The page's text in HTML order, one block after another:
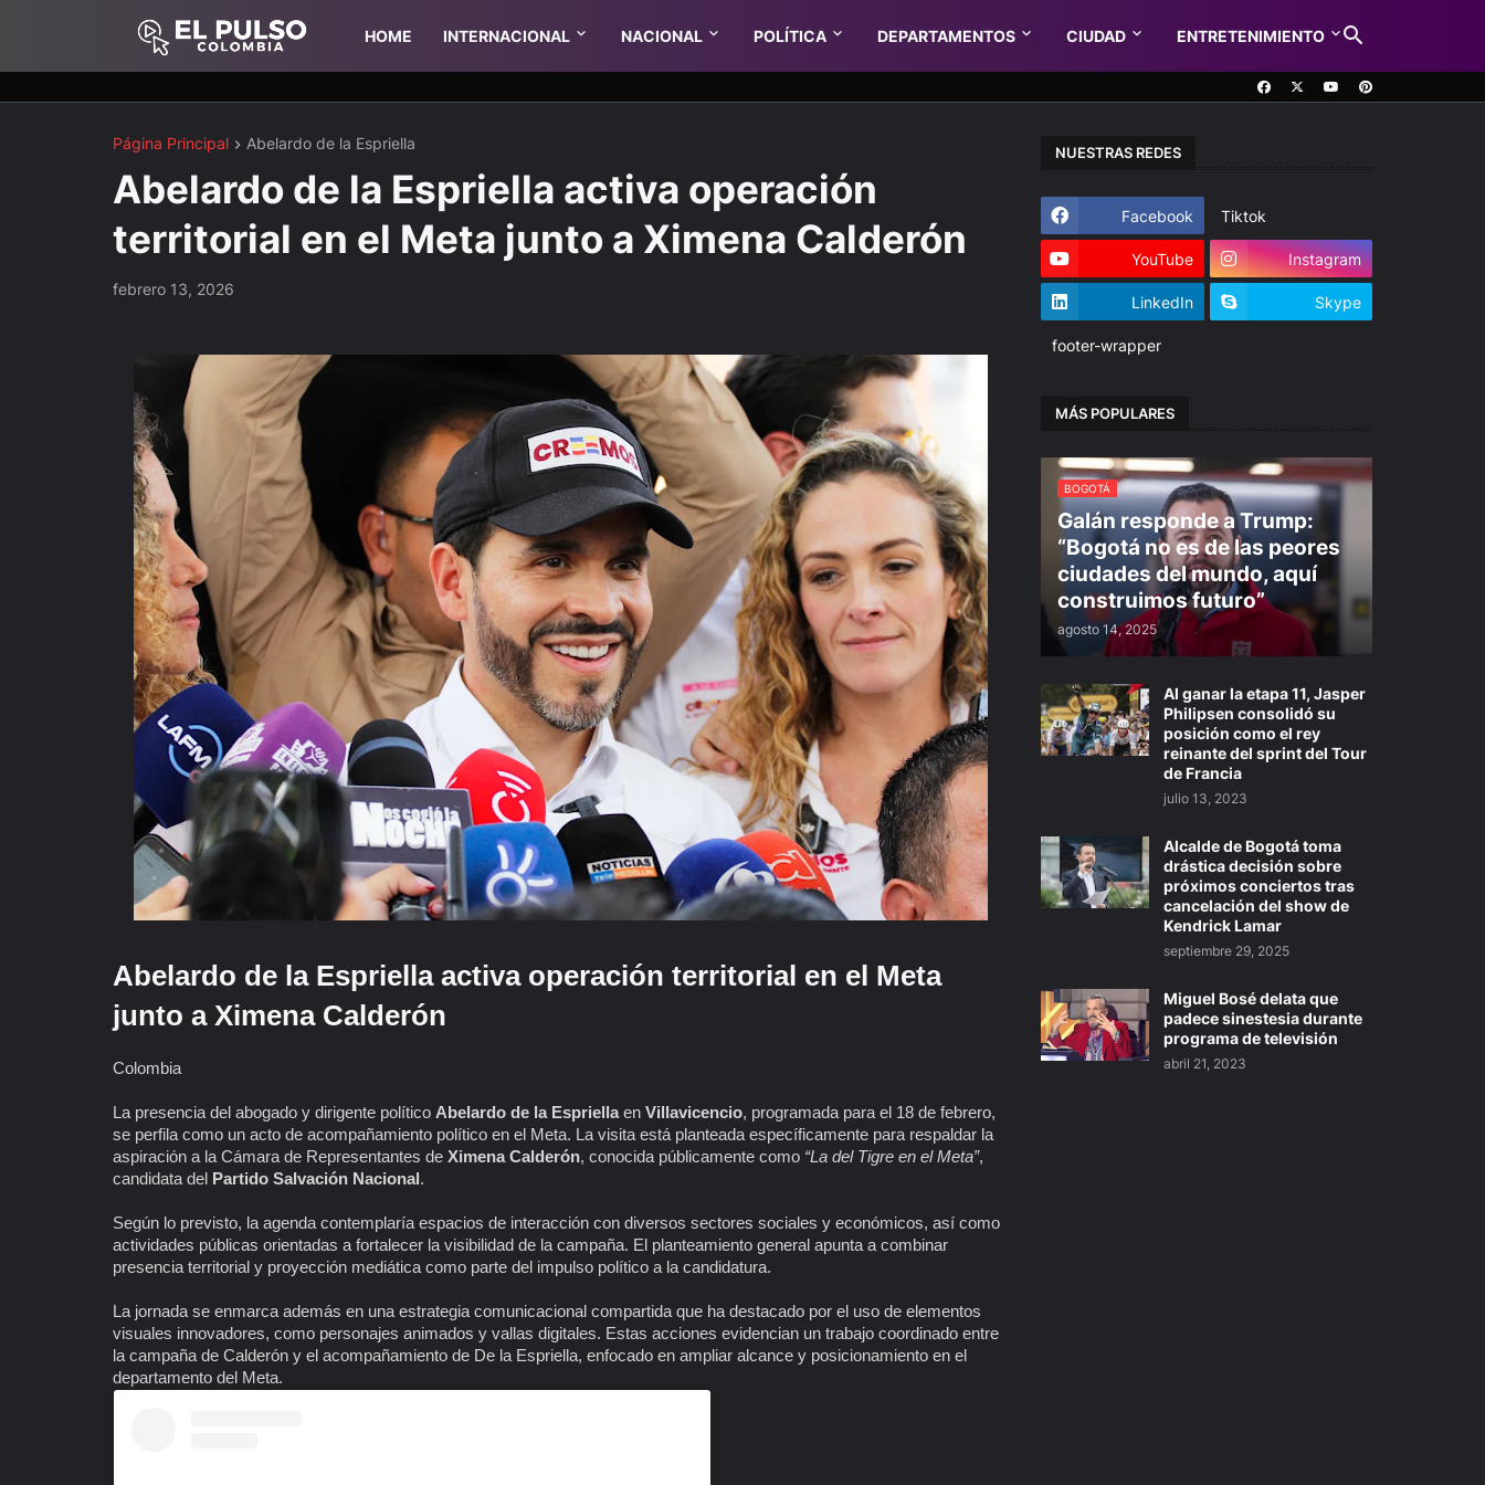
HOME INTERNACIONAL NACIONAL POLÍTICA DEPARTAMENTOS CIUDAD ENTRETENIMIENTO
Página Principal Abelardo de la Espriella
Abelardo de la Espriella activa operación
territorial en el Meta junto a Ximena Calderón
febrero 13, 2026
Abelardo de la Espriella activa operación territorial en el Meta
junto a Ximena Calderón
Colombia
La presencia del abogado y dirigente político Abelardo de la Espriellaen Villavicencio, programada para el 18 de febrero,
se perfila como un acto de acompañamiento político en el Meta. La visita está planteada específicamente para respaldar la
aspiración a la Cámara de Representantes de Ximena Calderón, conocida públicamente como “La del Tigre en el Meta”,
candidata del Partido Salvación Nacional.
Según lo previsto, la agenda contemplaría espacios de interacción con diversos sectores sociales y económicos, así como
actividades públicas orientadas a fortalecer la visibilidad de la campaña. El planteamiento general apunta a combinar
presencia territorial y proyección mediática como parte del impulso político a la candidatura.
La jornada se enmarca además en una estrategia comunicacional compartida que ha destacado por el uso de elementos
visuales innovadores, como personajes animados y vallas digitales. Estas acciones evidencian un trabajo coordinado entre
la campaña de Calderón y el acompañamiento de De la Espriella, enfocado en ampliar alcance y posicionamiento en el
departamento del Meta.
NUESTRAS REDES
Facebook Tiktok
YouTube Instagram
LinkedIn Skype
footer-wrapper
MÁS POPULARES
BOGOTÁ
Galán responde a Trump:
“Bogotá no es de las peores
ciudades del mundo, aquí
construimos futuro”
agosto 14, 2025
Al ganar la etapa 11, Jasper
Philipsen consolidó su
posición como el rey
reinante del sprint del Tour
de Francia
julio 13, 2023
Alcalde de Bogotá toma
drástica decisión sobre
próximos conciertos tras
cancelación del show de
Kendrick Lamar
septiembre 29, 2025
Miguel Bosé delata que
padece sinestesia durante
programa de televisión
abril 21, 2023